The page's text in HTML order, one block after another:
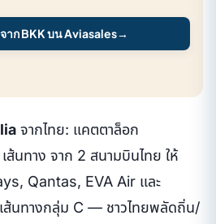
าก BKK บน Aviasales→
จากไทย: แคตตาล็อก
นทาง จาก 2 สนามบินไทย ให้
Qantas, EVA Air และ
นทางกลุ่ม C — ชาวไทยพลัดถิ่น/